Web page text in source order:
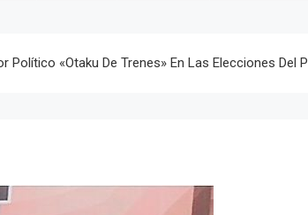
Político «otaku De Trenes» En Las Elecciones Del